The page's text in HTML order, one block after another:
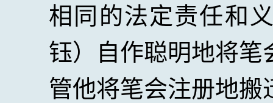
相同的法定责任和
钰）自作聪明地将
管他将笔会注册地